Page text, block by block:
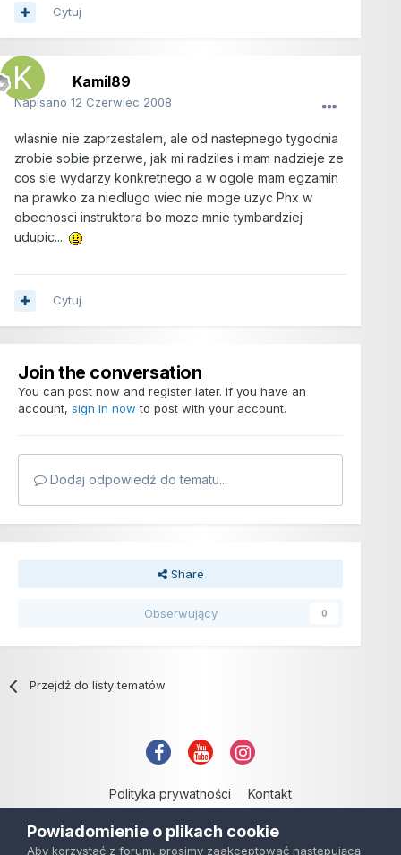
Cytuj
Kamil89
Napisano 12 Czerwiec 2008
wlasnie nie zaprzestalem, ale od nastepnego tygodnia
zrobie sobie przerwe, jak mi radziles i mam nadzieje ze
cos sie wydarzy konkretnego a w ogole mam egzamin
na prawko za niedlugo wiec nie moge uzyc Phx w
obecnosci instruktora bo moze mnie tymbardziej
udupic....
Cytuj
Join the conversation
You can post now and register later. If you have an
account, sign in now to post with your account.
Dodaj odpowiedź do tematu...
Share
Obserwujący 0
Przejdź do listy tematów
Polityka prywatności Kontakt
Powered by Invision Community
Powiadomienie o plikach cookie
Aby korzystać z forum, prosimy zaakceptować następującą